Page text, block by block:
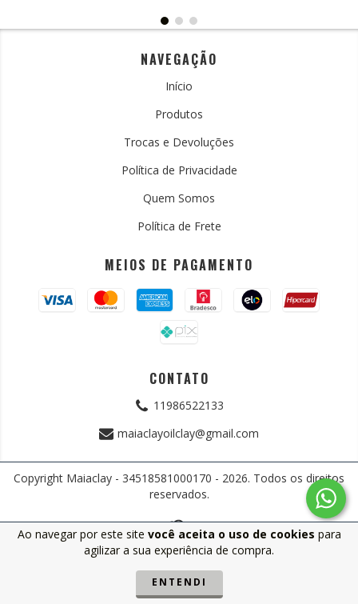
Ao navegar por este site você aceita o uso de cookies para
agilizar a sua experiência de compra.
ENTENDI
NAVEGAÇÃO
Início
Produtos
Trocas e Devoluções
Política de Privacidade
Quem Somos
Política de Frete
MEIOS DE PAGAMENTO
CONTATO
11986522133
maiaclayoilclay@gmail.com
Copyright Maiaclay - 34518581000170 - 2026. Todos os direitos
reservados.